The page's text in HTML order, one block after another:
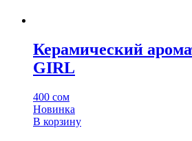
Керамический
GIRL
400 сом
Новинка
В корзину